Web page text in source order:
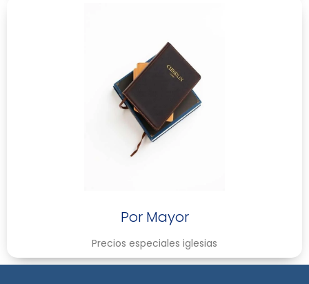
Por Mayor
Precios especiales iglesias